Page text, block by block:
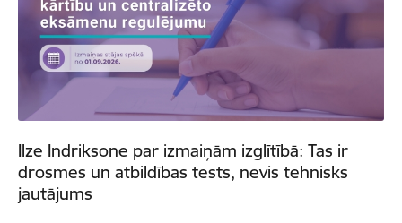
Ilze Indriksone par izmaiņām izglītībā: Tas ir
drosmes un atbildības tests, nevis tehnisks
jautājums